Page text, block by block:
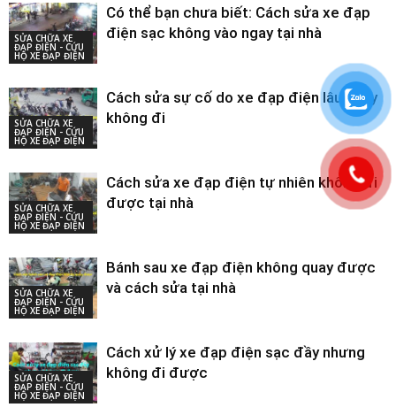
SỬA CHỮA XE
ĐẠP ĐIỆN - CỨU
HỘ XE ĐẠP ĐIỆN
Có thể bạn chưa biết: Cách sửa xe đạp
điện sạc không vào ngay tại nhà
SỬA CHỮA XE
ĐẠP ĐIỆN - CỨU
HỘ XE ĐẠP ĐIỆN
Cách sửa sự cố do xe đạp điện lâu ngày
không đi
SỬA CHỮA XE
ĐẠP ĐIỆN - CỨU
HỘ XE ĐẠP ĐIỆN
Cách sửa xe đạp điện tự nhiên không đi
được tại nhà
SỬA CHỮA XE
ĐẠP ĐIỆN - CỨU
HỘ XE ĐẠP ĐIỆN
Bánh sau xe đạp điện không quay được
và cách sửa tại nhà
SỬA CHỮA XE
ĐẠP ĐIỆN - CỨU
HỘ XE ĐẠP ĐIỆN
Cách xử lý xe đạp điện sạc đầy nhưng
không đi được